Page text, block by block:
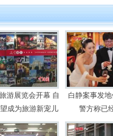
游展览会开幕 自
成为旅游新宠儿
白静案事发
警方称已